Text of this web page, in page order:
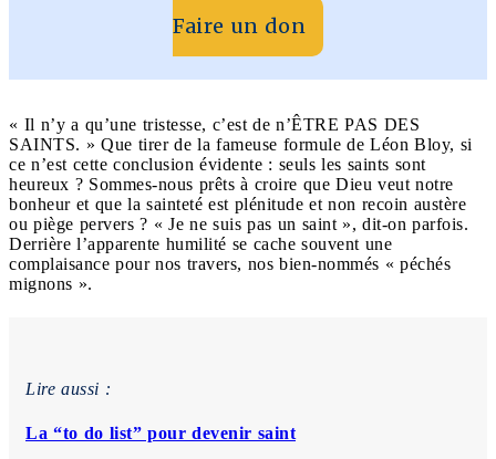
Faire un don
« Il n’y a qu’une tristesse, c’est de n’ÊTRE PAS DES
SAINTS. » Que tirer de la fameuse formule de Léon Bloy, si
ce n’est cette conclusion évidente : seuls les saints sont
heureux ? Sommes-nous prêts à croire que Dieu veut notre
bonheur et que la sainteté est plénitude et non recoin austère
ou piège pervers ? « Je ne suis pas un saint », dit-on parfois.
Derrière l’apparente humilité se cache souvent une
complaisance pour nos travers, nos bien-nommés « péchés
mignons ».
Lire aussi :
La “to do list” pour devenir saint